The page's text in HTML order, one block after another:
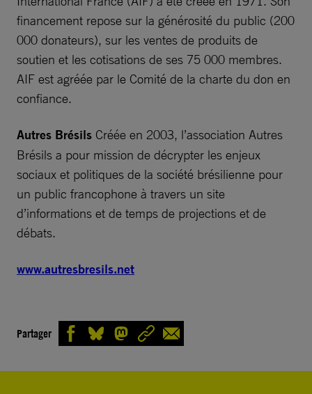
financement repose sur la générosité du public (200
000 donateurs), sur les ventes de produits de
soutien et les cotisations de ses 75 000 membres.
AIF est agréée par le Comité de la charte du don en
confiance.
Autres Brésils Créée en 2003, l’association Autres
Brésils a pour mission de décrypter les enjeux
sociaux et politiques de la société brésilienne pour
un public francophone à travers un site
d’informations et de temps de projections et de
débats.
www.autresbresils.net
Partager